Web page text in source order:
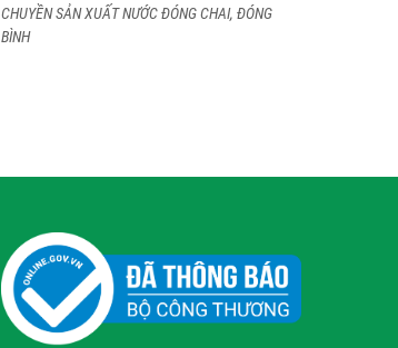
CHUYỀN SẢN XUẤT NƯỚC ĐÓNG CHAI, ĐÓNG
BÌNH